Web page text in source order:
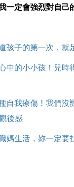
一定會強烈對自己
孩子的第一次，就
中的小小孩！兒時
我療傷！我們沒
後感
生活，妳一定要